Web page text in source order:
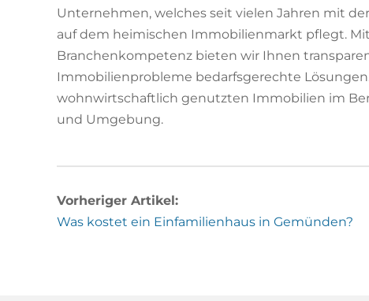
Unternehmen, welches seit vielen Jahren mit
auf dem heimischen Immobilienmarkt pflegt.
Branchenkompetenz bieten wir Ihnen
Immobilienprobleme bedarfsgerechte
wohnwirtschaftlich genutzten Immobilien im
und Umgebung.
Vorheriger Artikel:
Was kostet ein Einfamilienhaus in Gemünden?